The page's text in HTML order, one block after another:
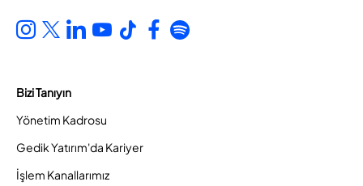
Bizi Tanıyın
Yönetim Kadrosu
Gedik Yatırım'da Kariyer
İşlem Kanallarımız